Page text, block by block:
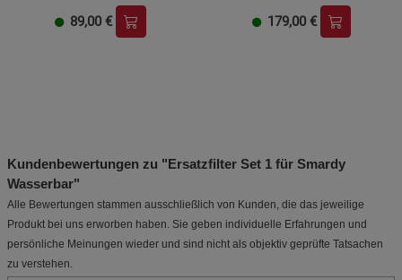
89,00 € 179,00 €
Kundenbewertungen zu "Ersatzfilter Set 1 für Smardy
Wasserbar"
Alle Bewertungen stammen ausschließlich von Kunden, die das jeweilige
Produkt bei uns erworben haben. Sie geben individuelle Erfahrungen und
persönliche Meinungen wieder und sind nicht als objektiv geprüfte Tatsachen
zu verstehen.